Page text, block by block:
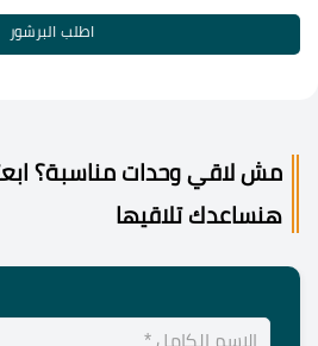
اطلب البرشور
مش لاقي وحدات مناسبة؟
هنساعدك تلاقيها